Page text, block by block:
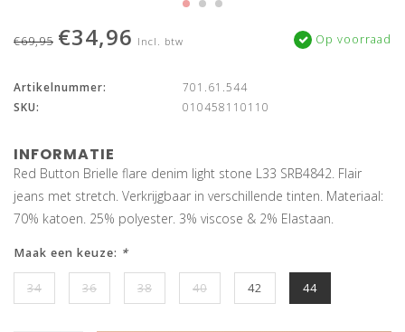
€69,95 €34,96 Incl. btw Op voorraad
Artikelnummer:
701.61.544
SKU:
010458110110
INFORMATIE
Red Button Brielle flare denim light stone L33 SRB4842. Flair
jeans met stretch. Verkrijgbaar in verschillende tinten. Materiaal:
70% katoen. 25% polyester. 3% viscose & 2% Elastaan.
Maak een keuze: *
34 36 38 40 42 44